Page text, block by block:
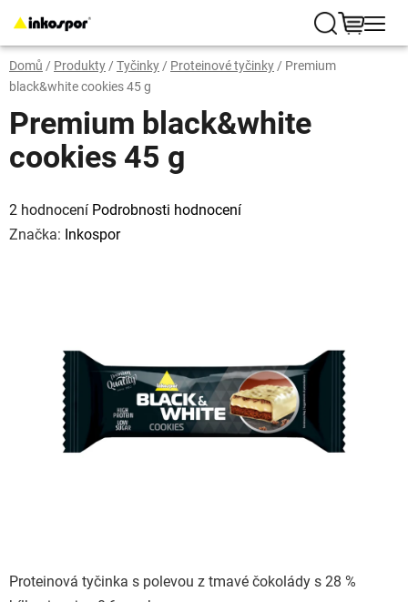
na
obsah
Hledat
Domů / Produkty/ Tyčinky/ Proteinové tyčinky/ Premium
black&white cookies 45 g
Proteinová tyčinka s polevou z tmavé čokolády s 28 %
Premium black&white
cookies 45 g
hodnocení
produktu
je
5,0
2 hodnocení Podrobnosti hodnocení
Značka: Inkospor